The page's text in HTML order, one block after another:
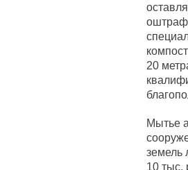
20
Мытье
земель
10 тыс.